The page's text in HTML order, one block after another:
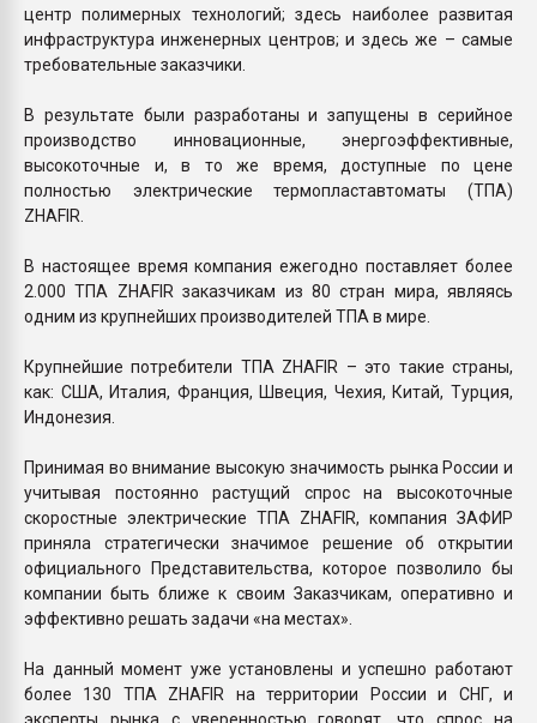
центр полимерных технологий; здесь наиболее развитая
инфраструктура инженерных центров; и здесь же – самые
требовательные заказчики.
В результате были разработаны и запущены в серийное
производство инновационные, энергоэффективные,
высокоточные и, в то же время, доступные по цене
полностью электрические термопластавтоматы (ТПА)
ZHAFIR.
В настоящее время компания ежегодно поставляет более
2.000 ТПА ZHAFIR заказчикам из 80 стран мира, являясь
одним из крупнейших производителей ТПА в мире.
Крупнейшие потребители ТПА ZHAFIR – это такие страны,
как: США, Италия, Франция, Швеция, Чехия, Китай, Турция,
Индонезия.
Принимая во внимание высокую значимость рынка России и
учитывая постоянно растущий спрос на высокоточные
скоростные электрические ТПА ZHAFIR, компания ЗАФИР
приняла стратегически значимое решение об открытии
официального Представительства, которое позволило бы
компании быть ближе к своим Заказчикам, оперативно и
эффективно решать задачи «на местах».
На данный момент уже установлены и успешно работают
более 130 ТПА ZHAFIR на территории России и СНГ, и
эксперты рынка с уверенностью говорят, что спрос на